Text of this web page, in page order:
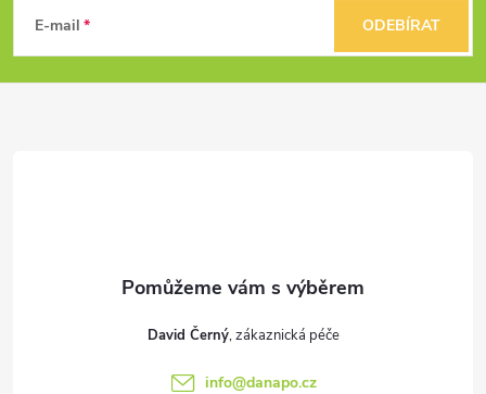
p
E-mail ODEBÍRAT
David Černý
info@danapo.cz